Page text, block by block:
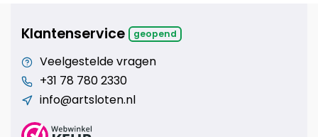
Klantenservice geopend
Veelgestelde vragen
+31 78 780 2330
info@artsloten.nl